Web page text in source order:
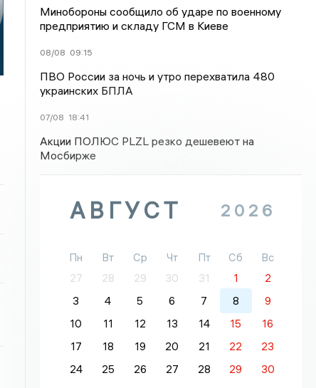
Минобороны сообщило об ударе по военному
предприятию и складу ГСМ в Киеве
08/08 09:15
ПВО России за ночь и утро перехватила 480
украинских БПЛА
07/08 18:41
Акции ПОЛЮС PLZL резко дешевеют на
Мосбирже
АВГУСТ 2026
Пн Вт Ср Чт Пт Сб
Вс
27
28 29 30 31 1
2
3
4 5 6 7 8
9
10
11 12 13 14 15
16
17
18 19 20 21 22
23
24
25 26 27 28 29
30